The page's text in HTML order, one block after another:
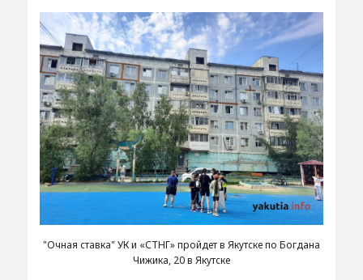
"Очная ставка" УК и «СТНГ» пройдет в Якутске по Богдана
Чижика, 20 в Якутске